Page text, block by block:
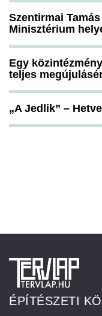
Szentirmai
Minisztérium
Egy
teljes
„A Jedlik” –
ÉPÍTÉSZETI